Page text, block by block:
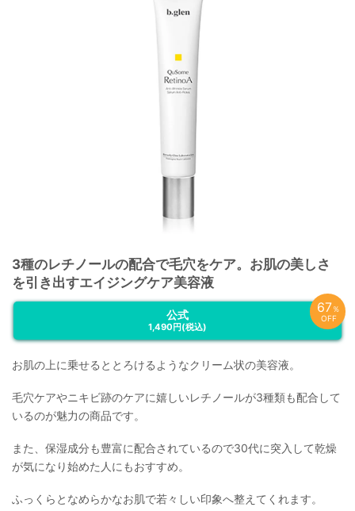
3種のレチノールの配合で毛穴をケア。お肌の美しさ
を引き出すエイジングケア美容液
公式
1,490円(税込)
67％
OFF
お肌の上に乗せるととろけるようなクリーム状の美容液。
毛穴ケアやニキビ跡のケアに嬉しいレチノールが3種類も配合して
いるのが魅力の商品です。
また、保湿成分も豊富に配合されているので30代に突入して乾燥
が気になり始めた人にもおすすめ。
ふっくらとなめらかなお肌で若々しい印象へ整えてくれます。